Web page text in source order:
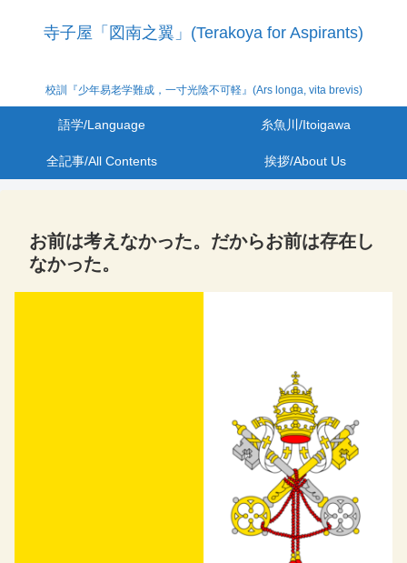
寺子屋「図南之翼」(Terakoya for Aspirants)
校訓『少年易老学難成，一寸光陰不可軽』(Ars longa, vita brevis)
語学/Language 糸魚川/Itoigawa
全記事/All Contents 挨拶/About Us
お前は考えなかった。だからお前は存在し
なかった。